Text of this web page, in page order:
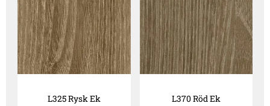
L325 Rysk Ek L370 Röd Ek